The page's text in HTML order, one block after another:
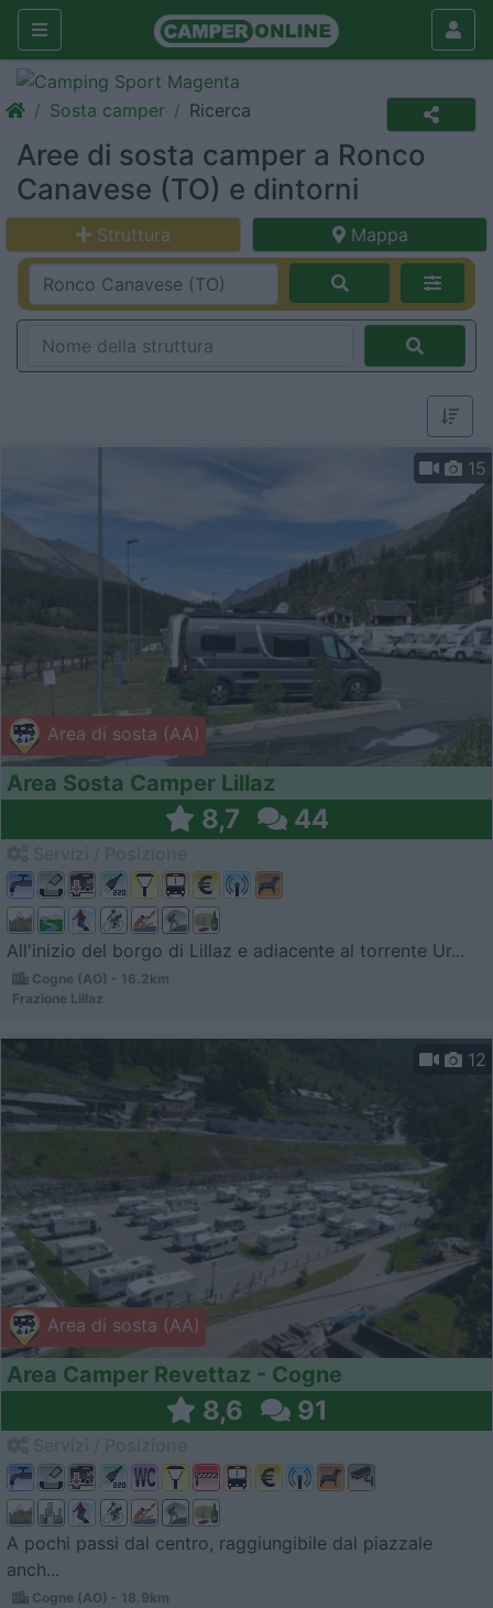
Sosta camper Ricerca
Aree di sosta camper a Ronco
Canavese (TO) e dintorni
Struttura Mappa
Area di sosta (AA)
15
Area Sosta Camper Lillaz
8,7 44
All'inizio del borgo di Lillaz e adiacente al torrente Ur...
Cogne (AO) - 16.2km
Frazione Lillaz
Area di sosta (AA)
12
Area Camper Revettaz - Cogne
8,6 91
A pochi passi dal centro, raggiungibile dal piazzale
anch...
Cogne (AO) - 18.9km